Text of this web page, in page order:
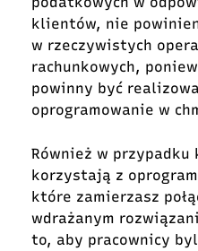
klientów, nie
w rzeczywistych
rachunkowych,
powinny być
oprogramowanie w
Również w
korzystają z
które zamierzasz
wdrażanym
to, aby pracownicy